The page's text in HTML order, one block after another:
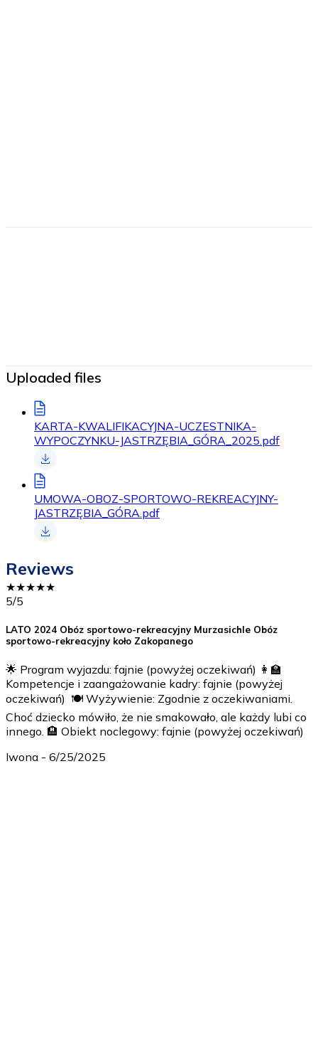
Uploaded files
KARTA-KWALIFIKACYJNA-UCZESTNIKA-
WYPOCZYNKU-JASTRZĘBIA_GÓRA_2025.pdf
UMOWA-OBOZ-SPORTOWO-REKREACYJNY-
JASTRZĘBIA_GÓRA.pdf
Reviews
★★★★★
5/5
LATO 2024 Obóz sportowo-rekreacyjny Murzasichle Obóz
sportowo-rekreacyjny koło Zakopanego
🌟 Program wyjazdu: fajnie (powyżej oczekiwań) 👩‍🏫
Kompetencje i zaangażowanie kadry: fajnie (powyżej
oczekiwań) 🍽️ Wyżywienie: Zgodnie z oczekiwaniami.
Choć dziecko mówiło, że nie smakowało, ale każdy lubi co
innego. 🏨 Obiekt noclegowy: fajnie (powyżej oczekiwań)
Iwona - 6/25/2025